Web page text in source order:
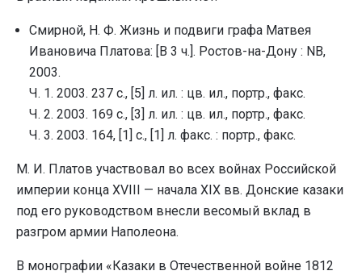
Смирной, Н. Ф. Жизнь и подвиги графа Матвея
Ивановича Платова: [В 3 ч.]. Ростов-на-Дону : NB,
2003.
Ч. 1. 2003. 237 с., [5] л. ил. : цв. ил., портр., факс.
Ч. 2. 2003. 169 с., [3] л. ил. : цв. ил., портр., факс.
Ч. 3. 2003. 164, [1] с., [1] л. факс. : портр., факс.
М. И. Платов участвовал во всех войнах Российской
империи конца XVIII — начала XIX вв. Донские казаки
под его руководством внесли весомый вклад в
разгром армии Наполеона.
В монографии «Казаки в Отечественной войне 1812